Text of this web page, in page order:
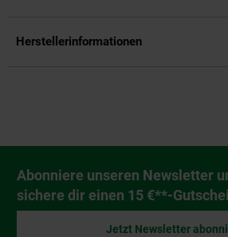
Herstellerinformationen
Newsletter Anmeldung
Abonniere unseren Newsletter
sichere dir einen 15 €**-
Jetzt Newsletter